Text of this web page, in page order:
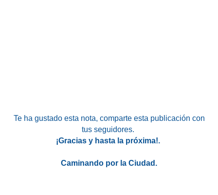
Te ha gustado esta nota, comparte esta publicación con
tus seguidores.
¡Gracias y hasta la próxima!.
Caminando por la Ciudad.